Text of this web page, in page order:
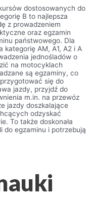
dostosowanych do
B to najlepsza
z prowadzeniem
oraz egzamin
państwowego. Dla
kategorię AM, A1, A2 i A
jednośladów o
na motocyklach
są egzaminy, co
się do
jazdy, przyjdź do
m.in. na przewóz
jazdy doszkalające
odzyskać
To także doskonała
do egzaminu i potrzebują